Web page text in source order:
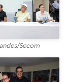
Secom